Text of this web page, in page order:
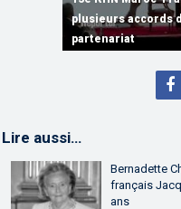
plusieurs accords
partenariat
15e RHN Maroc-
Sébastien
15e Réunion de
Discours de M.
Lire aussi…
Bernadette
français
ans